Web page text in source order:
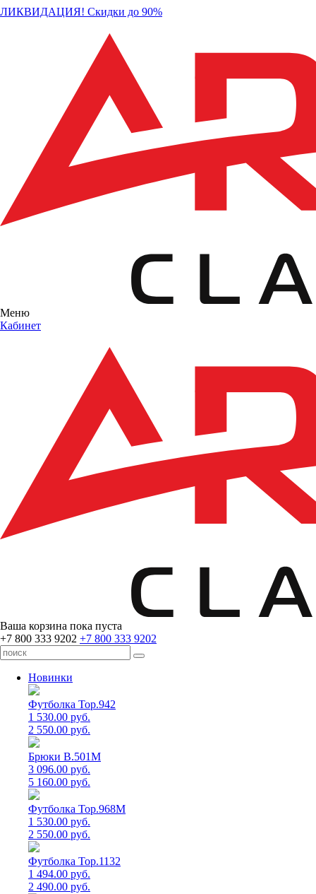
ЛИКВИДАЦИЯ! Скидки до 90%
Меню
Кабинет
Ваша корзина пока пуста
+7 800 333 9202 +7 800 333 9202
Новинки
Футболка Top.942
1 530.00 руб.
2 550.00 руб.
Брюки B.501M
3 096.00 руб.
5 160.00 руб.
Футболка Top.968M
1 530.00 руб.
2 550.00 руб.
Футболка Top.1132
1 494.00 руб.
2 490.00 руб.